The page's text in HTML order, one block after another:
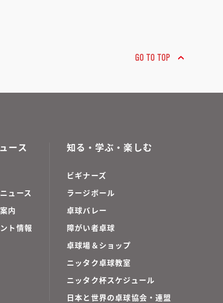
GO TO TOP
ース
ュース
内
ト情報
知る・学ぶ・楽しむ
ビギナーズ
ラージボール
卓球バレー
障がい者卓球
卓球場＆ショップ
ニッタク卓球教室
ニッタク杯スケジュール
日本と世界の卓球協会・連盟